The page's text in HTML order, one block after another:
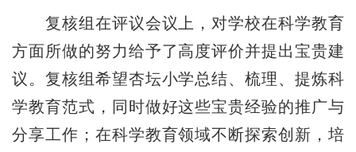
复核组在评议会议上，对学校在科学教育
方面所做的努力给予了高度评价并提出宝贵建
议。复核组希望杏坛小学总结、梳理、提炼科
学教育范式，同时做好这些宝贵经验的推广与
分享工作；在科学教育领域不断探索创新，培